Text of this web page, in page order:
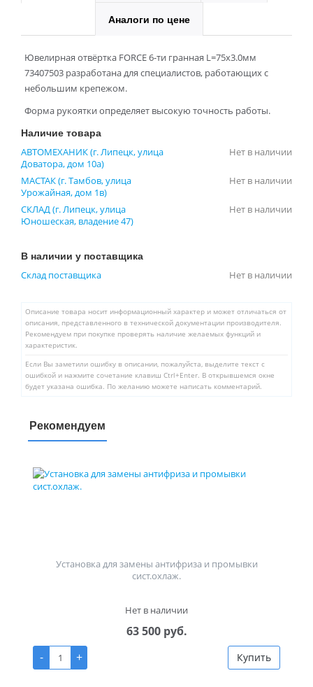
Аналоги по цене
Ювелирная отвёртка FORCE 6-ти гранная L=75х3.0мм
73407503 разработана для специалистов, работающих с
небольшим крепежом.
Форма рукоятки определяет высокую точность работы.
Наличие товара
АВТОМЕХАНИК (г. Липецк, улица
Доватора, дом 10а)
Нет в наличии
МАСТАК (г. Тамбов, улица
Урожайная, дом 1в)
Нет в наличии
СКЛАД (г. Липецк, улица
Юношеская, владение 47)
Нет в наличии
В наличии у поставщика
Склад поставщика Нет в наличии
Описание товара носит информационный характер и может отличаться от
описания, представленного в технической документации производителя.
Рекомендуем при покупке проверять наличие желаемых функций и
характеристик.
Если Вы заметили ошибку в описании, пожалуйста, выделите текст с
ошибкой и нажмите сочетание клавиш Ctrl+Enter. В открывшемся окне
будет указана ошибка. По желанию можете написать комментарий.
Рекомендуем
Установка для замены антифриза и промывки
сист.охлаж.
Нет в наличии
63 500 руб.
-
+ Купить